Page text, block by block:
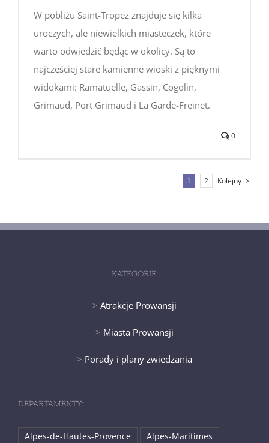
W pobliżu Saint-Tropez znajduje się kilka
uroczych, ale niewielkich miasteczek, które
warto odwiedzić będąc w okolicy. Są to
najczęściej stare kamienne wioski z pięknymi
widokami: Ramatuelle, Gassin, Cogolin,
Grimaud, Port Grimaud i La Garde-Freinet.
0
1 2 Kolejny
KATEGORIE:
> Atrakcje Prowansji
> Miasta Prowansji
> Porady i plany zwiedzania
DEPARTAMENTY:
Alpes-de-Hautes-Provence
Alpes-Maritimes